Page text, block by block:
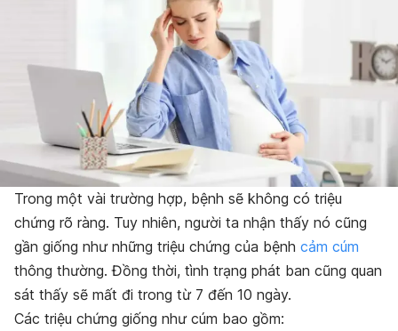
Trong một vài trường hợp, bệnh sẽ không có triệu
chứng rõ ràng. Tuy nhiên, người ta nhận thấy nó cũng
gần giống như những triệu chứng của bệnh cảm cúm
thông thường. Đồng thời, tình trạng phát ban cũng quan
sát thấy sẽ mất đi trong từ 7 đến 10 ngày.
Các triệu chứng giống như cúm bao gồm: